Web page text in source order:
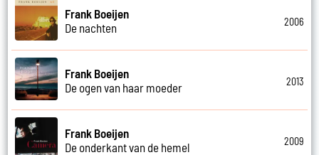
Frank Boeijen
De nachten
2006
Frank Boeijen
De ogen van haar moeder
2013
Frank Boeijen
De onderkant van de hemel
2009